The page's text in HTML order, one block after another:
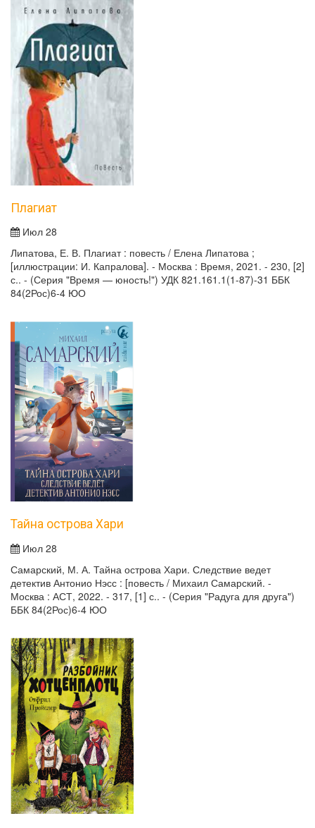
Плагиат
Июл 28
Липатова, Е. В. Плагиат : повесть / Елена Липатова ;
[иллюстрации: И. Капралова]. - Москва : Время, 2021. - 230, [2]
с.. - (Серия "Время — юность!") УДК 821.161.1(1-87)-31 ББК
84(2Рос)6-4 ЮО
Тайна острова Хари
Июл 28
Самарский, М. А. Тайна острова Хари. Следствие ведет
детектив Антонио Нэсс : [повесть / Михаил Самарский. -
Москва : АСТ, 2022. - 317, [1] с.. - (Серия "Радуга для друга")
ББК 84(2Рос)6-4 ЮО